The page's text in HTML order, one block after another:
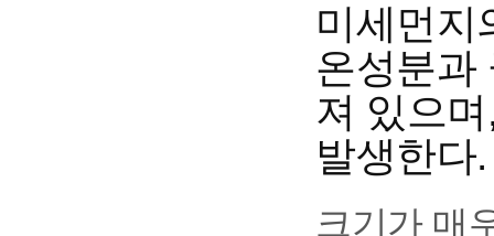
미세먼지
온성분과
져 있으
발생한다.
크기가 매